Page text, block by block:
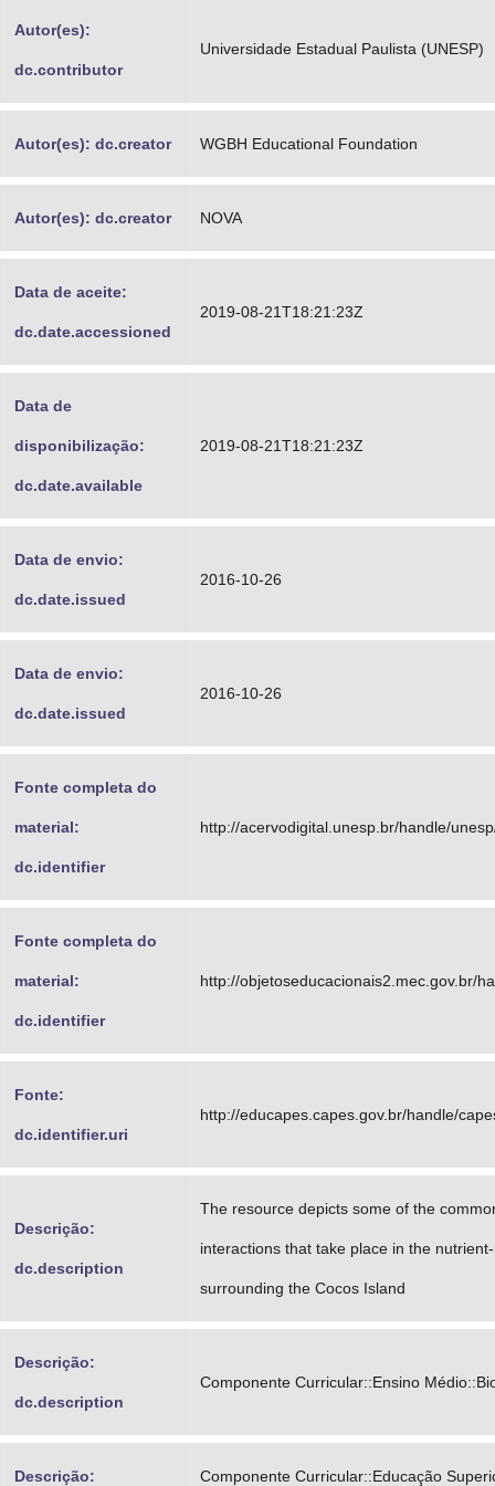
Banco Central do Brasil
Autor(es):
dc.contributor
Universidade Estadual Paulista (UNESP)
Autor(es): dc.creator WGBH Educational Foundation
Autor(es): dc.creator NOVA
Data de aceite:
dc.date.accessioned
2019-08-21T18:21:23Z
Data de
disponibilização:
dc.date.available
2019-08-21T18:21:23Z
Data de envio:
dc.date.issued
2016-10-26
Data de envio:
dc.date.issued
2016-10-26
Fonte completa do
material:
dc.identifier
http://acervodigital.unesp.br/handle/
Fonte completa do
material:
dc.identifier
http://objetoseducacionais2.mec.gov.br/
Fonte:
dc.identifier.uri
http://educapes.capes.gov.br/handle/
Descrição:
dc.description
The resource depicts some of the
interactions that take place in the
surrounding the Cocos Island
Descrição:
dc.description
Componente Curricular::Ensino
Descrição: Componente Curricular::Educação